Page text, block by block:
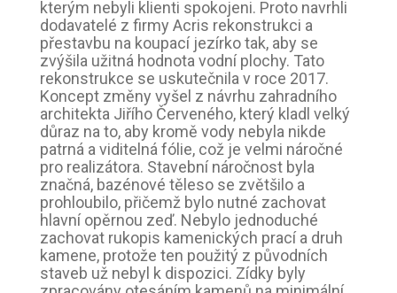
kterým nebyli klienti spokojeni. Proto navrhli
dodavatelé z firmy Acris rekonstrukci a
přestavbu na koupací jezírko tak, aby se
zvýšila užitná hodnota vodní plochy. Tato
rekonstrukce se uskutečnila v roce 2017.
Koncept změny vyšel z návrhu zahradního
architekta Jiřího Červeného, který kladl velký
důraz na to, aby kromě vody nebyla nikde
patrná a viditelná fólie, což je velmi náročné
pro realizátora. Stavební náročnost byla
značná, bazénové těleso se zvětšilo a
prohloubilo, přičemž bylo nutné zachovat
hlavní opěrnou zeď. Nebylo jednoduché
zachovat rukopis kamenických prací a druh
kamene, protože ten použitý z původních
staveb už nebyl k dispozici. Zídky byly